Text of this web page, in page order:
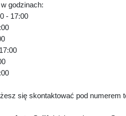
godzinach:
- 17:00
się skontaktować pod numerem